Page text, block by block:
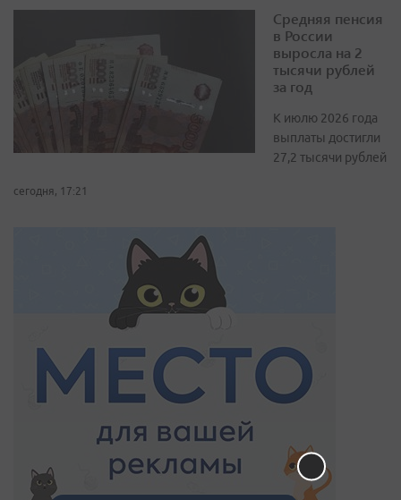
Средняя пенсия
в России
выросла на 2
тысячи рублей
за год
К июлю 2026 года
выплаты достигли
27,2 тысячи рублей
сегодня, 17:21